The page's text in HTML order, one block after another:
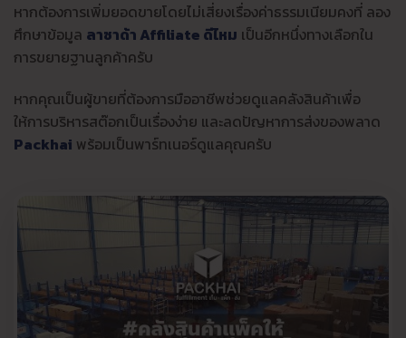
หากต้องการเพิ่มยอดขายโดยไม่เสี่ยงเรื่องค่าธรรมเนียมคงที่ ลอง
ศึกษาข้อมูล ลาซาด้า Affiliate ดีไหม เป็นอีกหนึ่งทางเลือกใน
การขยายฐานลูกค้าครับ
หากคุณเป็นผู้ขายที่ต้องการมืออาชีพช่วยดูแลคลังสินค้าเพื่อ
ให้การบริหารสต๊อกเป็นเรื่องง่าย และลดปัญหาการส่งของพลาด
Packhai พร้อมเป็นพาร์ทเนอร์ดูแลคุณครับ